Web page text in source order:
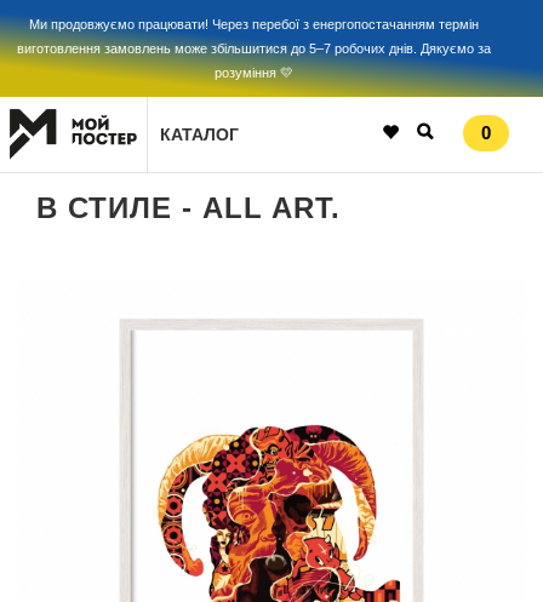
Ми продовжуємо працювати! Через перебої з енергопостачанням термін
виготовлення замовлень може збільшитися до 5–7 робочих днів. Дякуємо за
розуміння 💛
КАТАЛОГ 0
В СТИЛЕ - ALL ART.